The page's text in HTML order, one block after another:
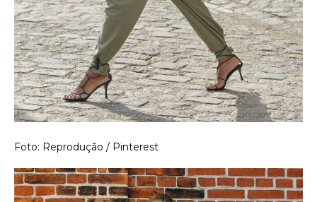
Foto: Reprodução / Pinterest